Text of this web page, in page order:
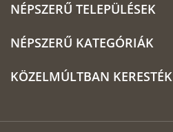
NÉPSZERŰ TELEPÜLÉSEK
NÉPSZERŰ KATEGÓRIÁK
KÖZELMÚLTBAN KERESTÉK